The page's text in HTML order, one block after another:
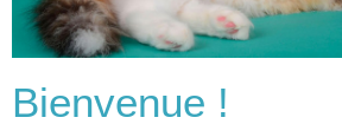
Bienvenue !